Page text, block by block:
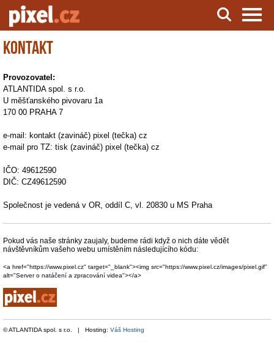
Server o natáčení a zpracování videa
Kontakt
Provozovatel:
ATLANTIDA spol. s r.o.
U měšťanského pivovaru 1a
170 00 PRAHA 7
e-mail: kontakt (zavináč) pixel (tečka) cz
e-mail pro TZ: tisk (zavináč) pixel (tečka) cz
IČO: 49612590
DIČ: CZ49612590
Společnost je vedená v OR, oddíl C, vl. 20830 u MS Praha
Pokud vás naše stránky zaujaly, budeme rádi když o nich dáte vědět
návštěvníkům vašeho webu umístěním následujícího kódu:
<a href="https://www.pixel.cz" target="_blank"><img src="https://www.pixel.cz/images/pixel.gif"
alt="Server o natáčení a zpracování videa"></a>
© ATLANTIDA spol. s r.o. | Hosting: Váš Hosting